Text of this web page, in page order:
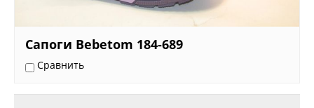
Сапоги Bebetom 184-689
Сравнить